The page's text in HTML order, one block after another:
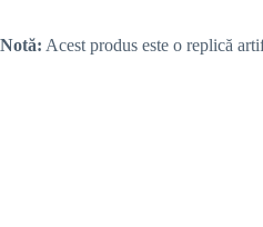
Notă: Acest produs este o replică